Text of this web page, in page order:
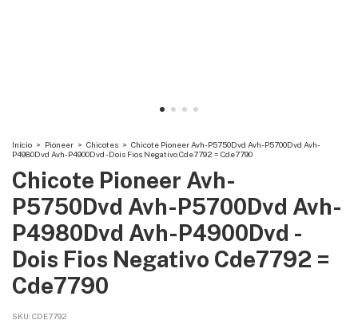
Início > Pioneer > Chicotes > Chicote Pioneer Avh-P5750Dvd Avh-P5700Dvd Avh-
P4980Dvd Avh-P4900Dvd - Dois Fios Negativo Cde7792 = Cde7790
Chicote Pioneer Avh-
P5750Dvd Avh-P5700Dvd Avh-
P4980Dvd Avh-P4900Dvd -
Dois Fios Negativo Cde7792 =
Cde7790
SKU: CDE7792